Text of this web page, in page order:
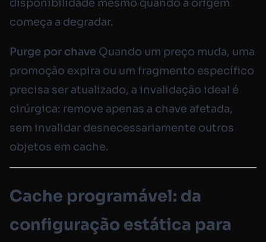
disponibilidade mesmo quando a origem
começa a degradar.
Purge por chave Quando um preço muda, uma
promoção expira ou um fragmento específico
precisa ser atualizado, a invalidação ideal é
cirúrgica: remove apenas a chave afetada,
sem invalidar desnecessariamente outros
objetos em cache.
Cache programável: da
configuração estática para